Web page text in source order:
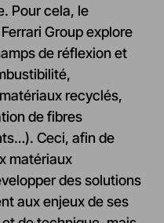
Pour cela, le
Group explore
de réflexion et
recyclés,
de fibres
Ceci, afin de
matériaux
des solutions
aux enjeux de ses